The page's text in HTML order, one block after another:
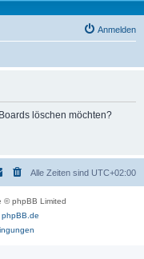
Anmelden
löschen möchten?
Alle Zeiten sind UTC+02:00
© phpBB Limited
phpBB.de